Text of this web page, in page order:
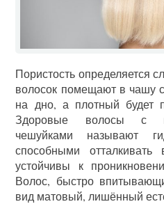
Пористость определяется
волосок помещают в чашу
на дно, а плотный будет
Здоровые волосы с
чешуйками называют
способными
устойчивы к
Волос, быстро
вид матовый, лишённый